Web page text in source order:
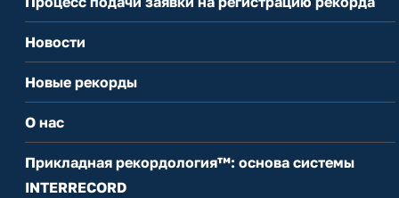
Новости
Новые рекорды
О нас
Прикладная рекордология™: основа системы
INTERRECORD